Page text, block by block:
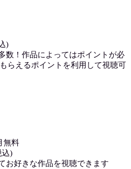
)
！作品によってはポイントが必
らえるポイントを利用して視聴可
無料
込)
お好きな作品を視聴できます